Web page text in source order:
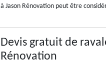
à Jason Rénovation peut être
Devis gratuit de
Rénovation